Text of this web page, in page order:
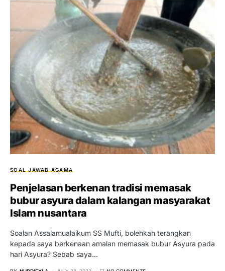
SOAL JAWAB AGAMA
Penjelasan berkenan tradisi memasak
bubur asyura dalam kalangan masyarakat
Islam nusantara
Soalan Assalamualaikum SS Mufti, bolehkah terangkan
kepada saya berkenaan amalan memasak bubur Asyura pada
hari Asyura? Sebab saya…